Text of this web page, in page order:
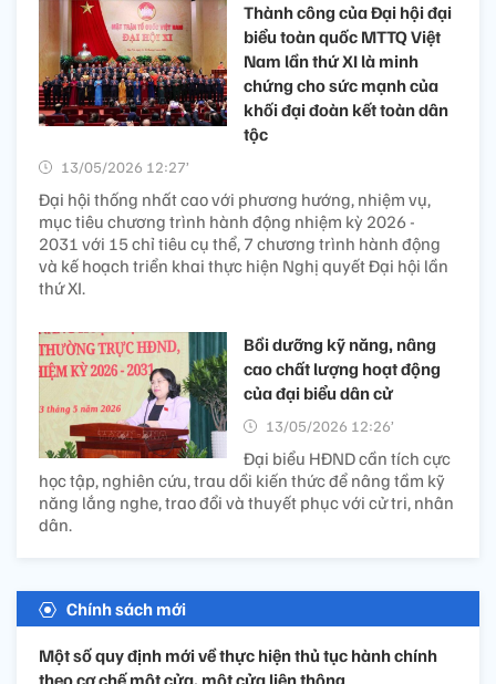
Thành công của Đại hội đại
biểu toàn quốc MTTQ Việt
Nam lần thứ XI là minh
chứng cho sức mạnh của
khối đại đoàn kết toàn dân
tộc
13/05/2026 12:27’
Đại hội thống nhất cao với phương hướng, nhiệm vụ,
mục tiêu chương trình hành động nhiệm kỳ 2026 -
2031 với 15 chỉ tiêu cụ thể, 7 chương trình hành động
và kế hoạch triển khai thực hiện Nghị quyết Đại hội lần
thứ XI.
Bồi dưỡng kỹ năng, nâng
cao chất lượng hoạt động
của đại biểu dân cử
13/05/2026 12:26’
Đại biểu HĐND cần tích cực
học tập, nghiên cứu, trau dồi kiến thức để nâng tầm kỹ
năng lắng nghe, trao đổi và thuyết phục với cử tri, nhân
dân.
Chính sách mới
Một số quy định mới về thực hiện thủ tục hành chính